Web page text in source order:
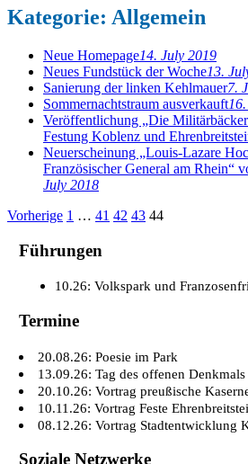
Kategorie: Allgemein
Neue Homepage14. July 2019
Neues Fundstück der Woche13.
Sanierung der linken Kehlmauer7.
Sommernachtstraum ausverkauft
Veröffentlichung „Die
Festung Koblenz und
Neuerscheinung „Louis-Lazare
Französischer General am Rhein“
July 2018
Beitragsnavigation
Vorherige 1 … 41 42 43 44
Führungen
10.26: Volkspark und
Termine
20.08.26: Poesie im Park
13.09.26: Tag des offenen Denkmals
20.10.26: Vortrag preußische
10.11.26: Vortrag Feste
08.12.26: Vortrag Stadtentwicklung
Soziale Netzwerke